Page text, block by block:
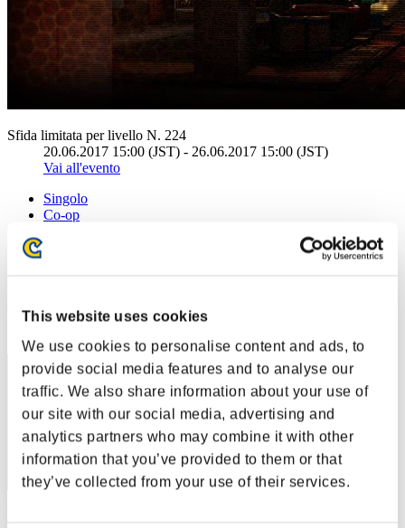
This website uses cookies
We use cookies to personalise content and ads, to
provide social media features and to analyse our
traffic. We also share information about your use of
our site with our social media, advertising and
analytics partners who may combine it with other
information that you’ve provided to them or that
they’ve collected from your use of their services.
Sfida limitata per livello N. 224
20.06.2017 15:00 (JST) - 26.06.2017 15:00 (JST)
Vai all'evento
Singolo
Co-op
(Le classifiche sono aggiornate ogni 6 ore)
Classifiche
Posizione